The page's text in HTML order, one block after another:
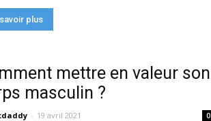
plus
mettre en valeur son
masculin ?
- 19 avril 2021 0